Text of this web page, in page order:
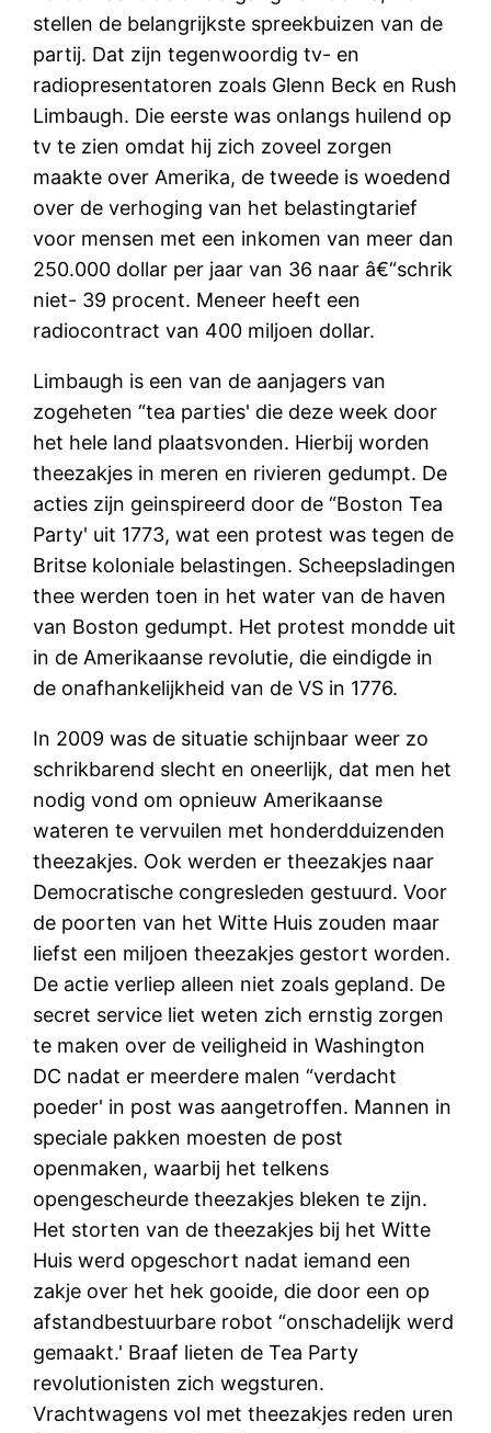
stellen de belangrijkste spreekbuizen van de
partij. Dat zijn tegenwoordig tv- en
radiopresentatoren zoals Glenn Beck en Rush
Limbaugh. Die eerste was onlangs huilend op
tv te zien omdat hij zich zoveel zorgen
maakte over Amerika, de tweede is woedend
over de verhoging van het belastingtarief
voor mensen met een inkomen van meer dan
250.000 dollar per jaar van 36 naar â€“schrik
niet- 39 procent. Meneer heeft een
radiocontract van 400 miljoen dollar.
Limbaugh is een van de aanjagers van
zogeheten “tea parties' die deze week door
het hele land plaatsvonden. Hierbij worden
theezakjes in meren en rivieren gedumpt. De
acties zijn geinspireerd door de “Boston Tea
Party' uit 1773, wat een protest was tegen de
Britse koloniale belastingen. Scheepsladingen
thee werden toen in het water van de haven
van Boston gedumpt. Het protest mondde uit
in de Amerikaanse revolutie, die eindigde in
de onafhankelijkheid van de VS in 1776.
In 2009 was de situatie schijnbaar weer zo
schrikbarend slecht en oneerlijk, dat men het
nodig vond om opnieuw Amerikaanse
wateren te vervuilen met honderdduizenden
theezakjes. Ook werden er theezakjes naar
Democratische congresleden gestuurd. Voor
de poorten van het Witte Huis zouden maar
liefst een miljoen theezakjes gestort worden.
De actie verliep alleen niet zoals gepland. De
secret service liet weten zich ernstig zorgen
te maken over de veiligheid in Washington
DC nadat er meerdere malen “verdacht
poeder' in post was aangetroffen. Mannen in
speciale pakken moesten de post
openmaken, waarbij het telkens
opengescheurde theezakjes bleken te zijn.
Het storten van de theezakjes bij het Witte
Huis werd opgeschort nadat iemand een
zakje over het hek gooide, die door een op
afstandbestuurbare robot “onschadelijk werd
gemaakt.' Braaf lieten de Tea Party
revolutionisten zich wegsturen.
Vrachtwagens vol met theezakjes reden uren